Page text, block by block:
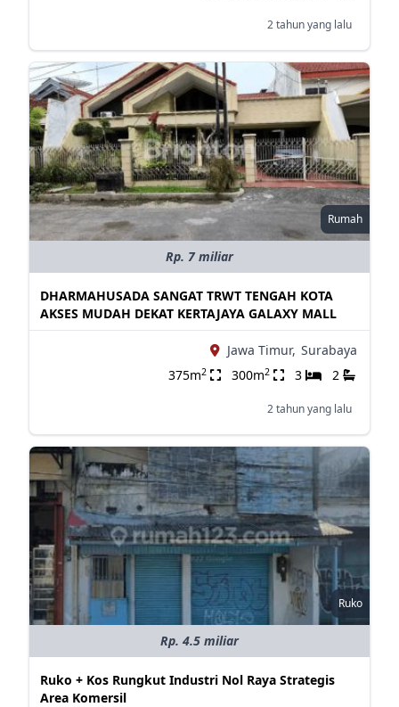
2 tahun yang lalu
Rumah
Rp. 7 miliar
DHARMAHUSADA SANGAT TRWT TENGAH KOTA
AKSES MUDAH DEKAT KERTAJAYA GALAXY MALL
Jawa Timur, Surabaya
375m2 300m2 3 2
2 tahun yang lalu
Ruko
Rp. 4.5 miliar
Ruko + Kos Rungkut Industri Nol Raya Strategis
Area Komersil